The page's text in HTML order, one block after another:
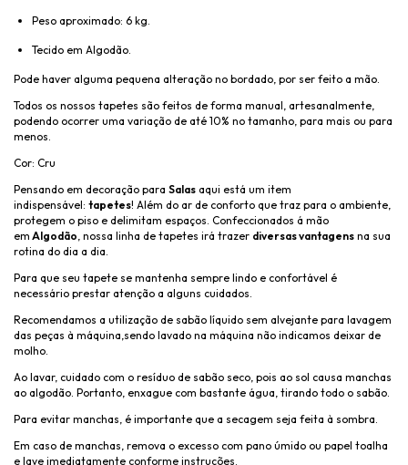
Peso aproximado: 6 kg.
Tecido em Algodão.
Pode haver alguma pequena alteração no bordado, por ser feito a mão.
Todos os nossos tapetes são feitos de forma manual, artesanalmente,
podendo ocorrer uma variação de até 10% no tamanho, para mais ou para
menos.
Cor: Cru
Pensando em decoração para Salas aqui está um item
indispensável: tapetes! Além do ar de conforto que traz para o ambiente,
protegem o piso e delimitam espaços. Confeccionados á mão
em Algodão, nossa linha de tapetes irá trazer diversas vantagens na sua
rotina do dia a dia.
Para que seu tapete se mantenha sempre lindo e confortável é
necessário prestar atenção a alguns cuidados.
Recomendamos a utilização de sabão líquido sem alvejante para lavagem
das peças à máquina,sendo lavado na máquina não indicamos deixar de
molho.
Ao lavar, cuidado com o resíduo de sabão seco, pois ao sol causa manchas
ao algodão. Portanto, enxague com bastante água, tirando todo o sabão.
Para evitar manchas, é importante que a secagem seja feita à sombra.
Em caso de manchas, remova o excesso com pano úmido ou papel toalha
e lave imediatamente conforme instruções.